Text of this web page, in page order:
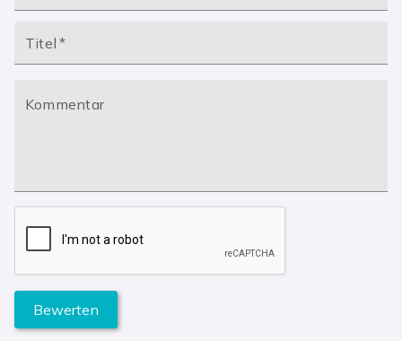
Titel *
Kommentar
Bewerten